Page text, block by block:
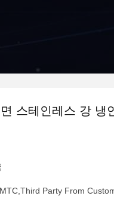
스테인레스 강 냉
Party From